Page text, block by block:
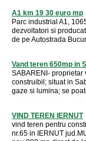
A1 km 19 30 euro mp
Parc industrial A1,
dezvoltatori si
de pe Autostrada
Vand teren 650mp in
SABARENI- proprietar
construibil; situat in
gaze si lumina; se
VIND TEREN IERNUT
vind teren pentru
nr.65 in IERNUT